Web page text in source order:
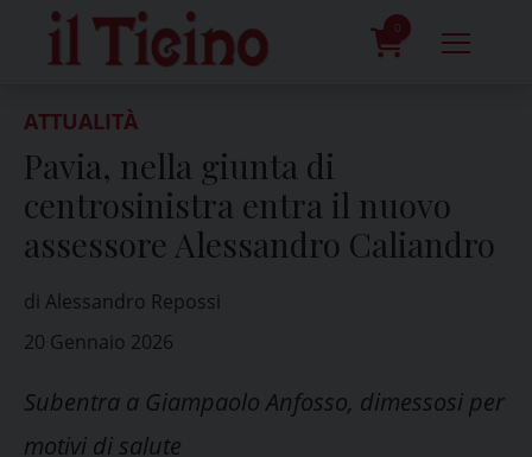
content
0
ATTUALITÀ
Pavia, nella giunta di
centrosinistra entra il nuovo
assessore Alessandro Caliandro
di Alessandro Repossi
20 Gennaio 2026
Subentra a Giampaolo Anfosso, dimessosi per
motivi di salute